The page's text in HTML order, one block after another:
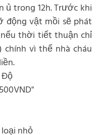
ủ trong 12h. Trước khi
vật mồi sẽ phát
thời tiết thuận chỉ
chính vì thế nhà cháu
Độ
nhỏ